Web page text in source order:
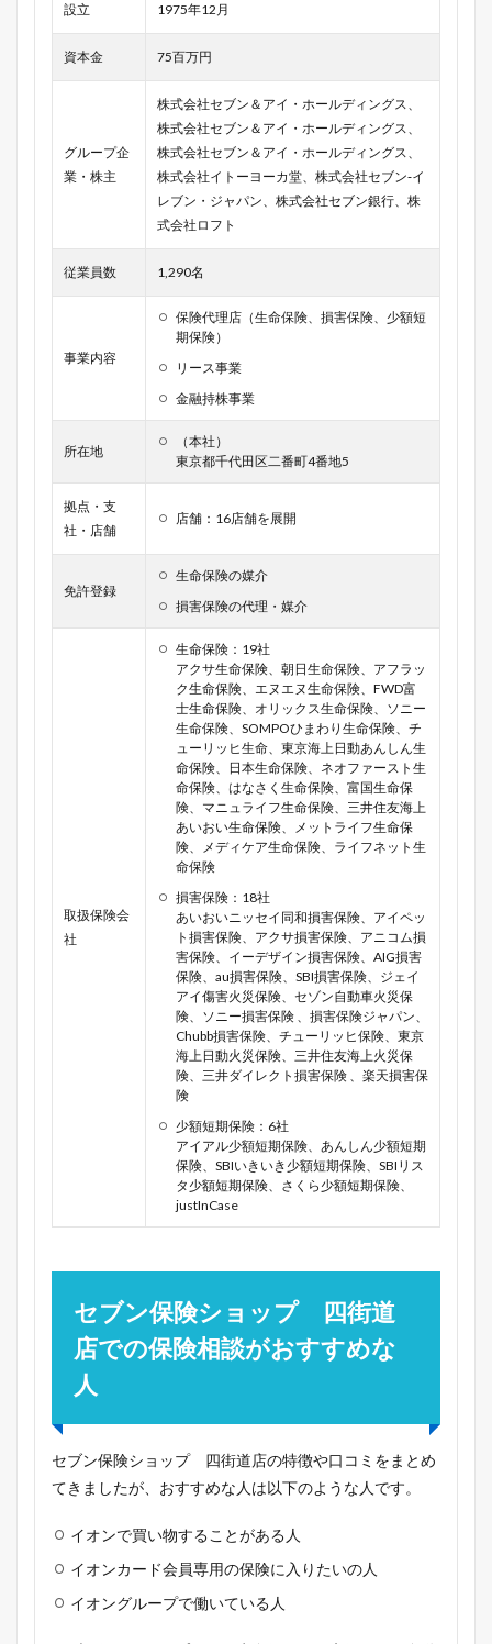
設立 1975年12月
資本金 75百万円
グループ企
業・株主
株式会社セブン＆アイ・ホールディングス、
株式会社セブン＆アイ・ホールディングス、
株式会社セブン＆アイ・ホールディングス、
株式会社イトーヨーカ堂、株式会社セブン‐イ
レブン・ジャパン、株式会社セブン銀行、株
式会社ロフト
従業員数 1,290名
事業内容
保険代理店（生命保険、損害保険、少額短
期保険）
リース事業
金融持株事業
所在地
（本社）
東京都千代田区二番町4番地5
拠点・支
社・店舗
店舗：16店舗を展開
免許登録
生命保険の媒介
損害保険の代理・媒介
取扱保険会
社
生命保険：19社
アクサ生命保険、朝日生命保険、アフラッ
ク生命保険、エヌエヌ生命保険、FWD富
士生命保険、オリックス生命保険、ソニー
生命保険、SOMPOひまわり生命保険、チ
ューリッヒ生命、東京海上日動あんしん生
命保険、日本生命保険、ネオファースト生
命保険、はなさく生命保険、富国生命保
険、マニュライフ生命保険、三井住友海上
あいおい生命保険、メットライフ生命保
険、メディケア生命保険、ライフネット生
命保険
損害保険：18社
あいおいニッセイ同和損害保険、アイペッ
ト損害保険、アクサ損害保険、アニコム損
害保険、イーデザイン損害保険、AIG損害
保険、au損害保険、SBI損害保険、ジェイ
アイ傷害火災保険、セゾン自動車火災保
険、ソニー損害保険 、損害保険ジャパン、
Chubb損害保険、チューリッヒ保険、東京
海上日動火災保険、三井住友海上火災保
険、三井ダイレクト損害保険 、楽天損害保
険
少額短期保険：6社
アイアル少額短期保険、あんしん少額短期
保険、SBIいきいき少額短期保険、SBIリス
タ少額短期保険、さくら少額短期保険、
justInCase
セブン保険ショップ 四街道
店での保険相談がおすすめな
人
セブン保険ショップ 四街道店の特徴や口コミをまとめ
てきましたが、おすすめな人は以下のような人です。
イオンで買い物することがある人
イオンカード会員専用の保険に入りたいの人
イオングループで働いている人